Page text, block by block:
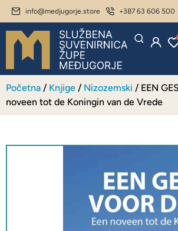
info@medjugorje.store +387 63 606 500
Početna / Knjige / Nizozemski / EEN
noveen tot de Koningin van de Vrede